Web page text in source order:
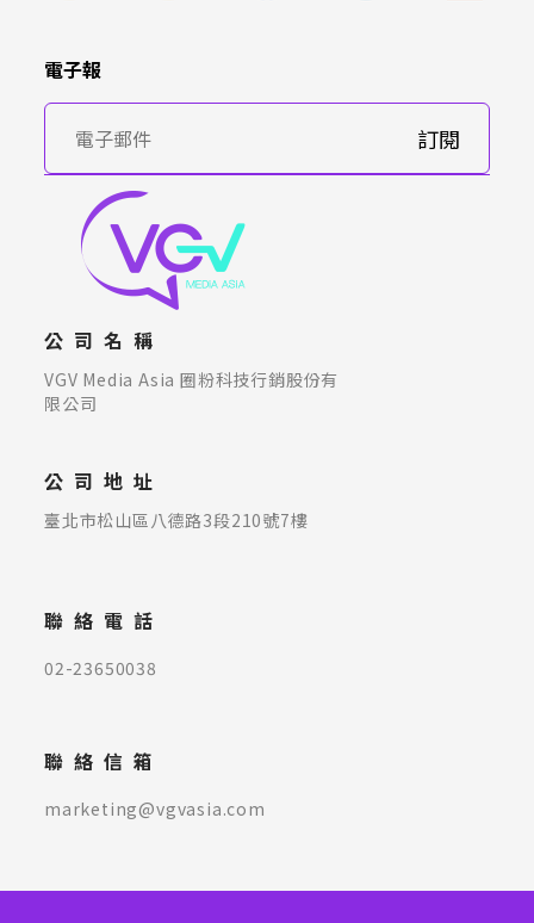
電子報
訂閱
公司名稱
VGV Media Asia 圈粉科技行銷股份有
限公司
公司地址
臺北市松山區八德路3段210號7樓
聯絡電話
02-23650038
聯絡信箱
marketing@vgvasia.com